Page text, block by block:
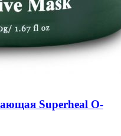
Superheal O-